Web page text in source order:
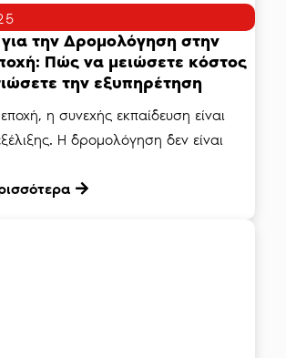
την Δρομολόγηση στην
Πώς να μειώσετε κόστος
την εξυπηρέτηση
η συνεχής εκπαίδευση είναι
Η δρομολόγηση δεν είναι